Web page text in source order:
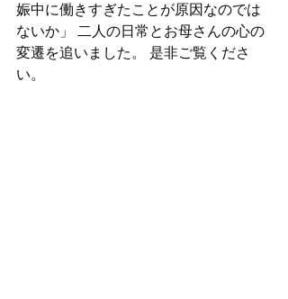
娠中に働きすぎたことが原因なのでは
ないか」 二人の日常とお母さんの心の
変遷を追いました。 是非ご覧くださ
い。